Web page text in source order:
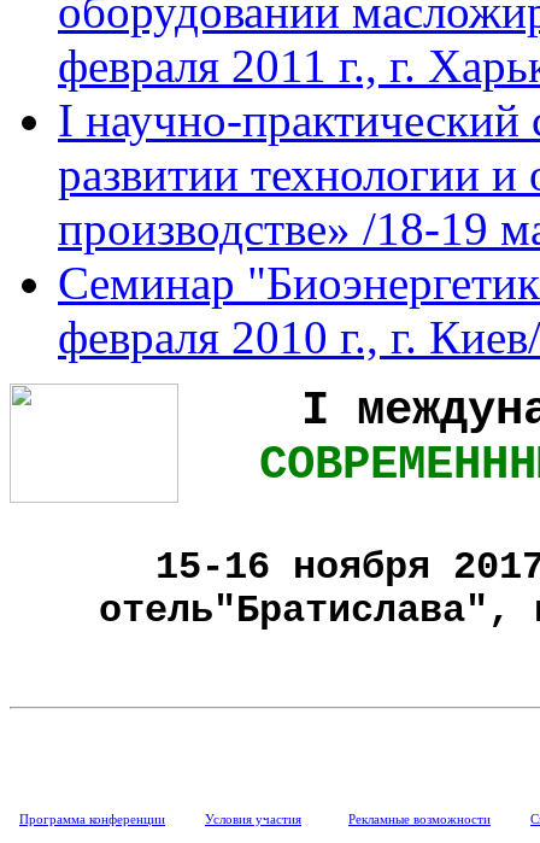
оборудовании
февраля 2011 г., г.
I научно-
развитии технологии
производстве» /18-19
Семинар
февраля 2010 г., г. Киев/
І
15-16 ноября
отель"Братислава",
Программа конференции Условия участия Рекламные возможности